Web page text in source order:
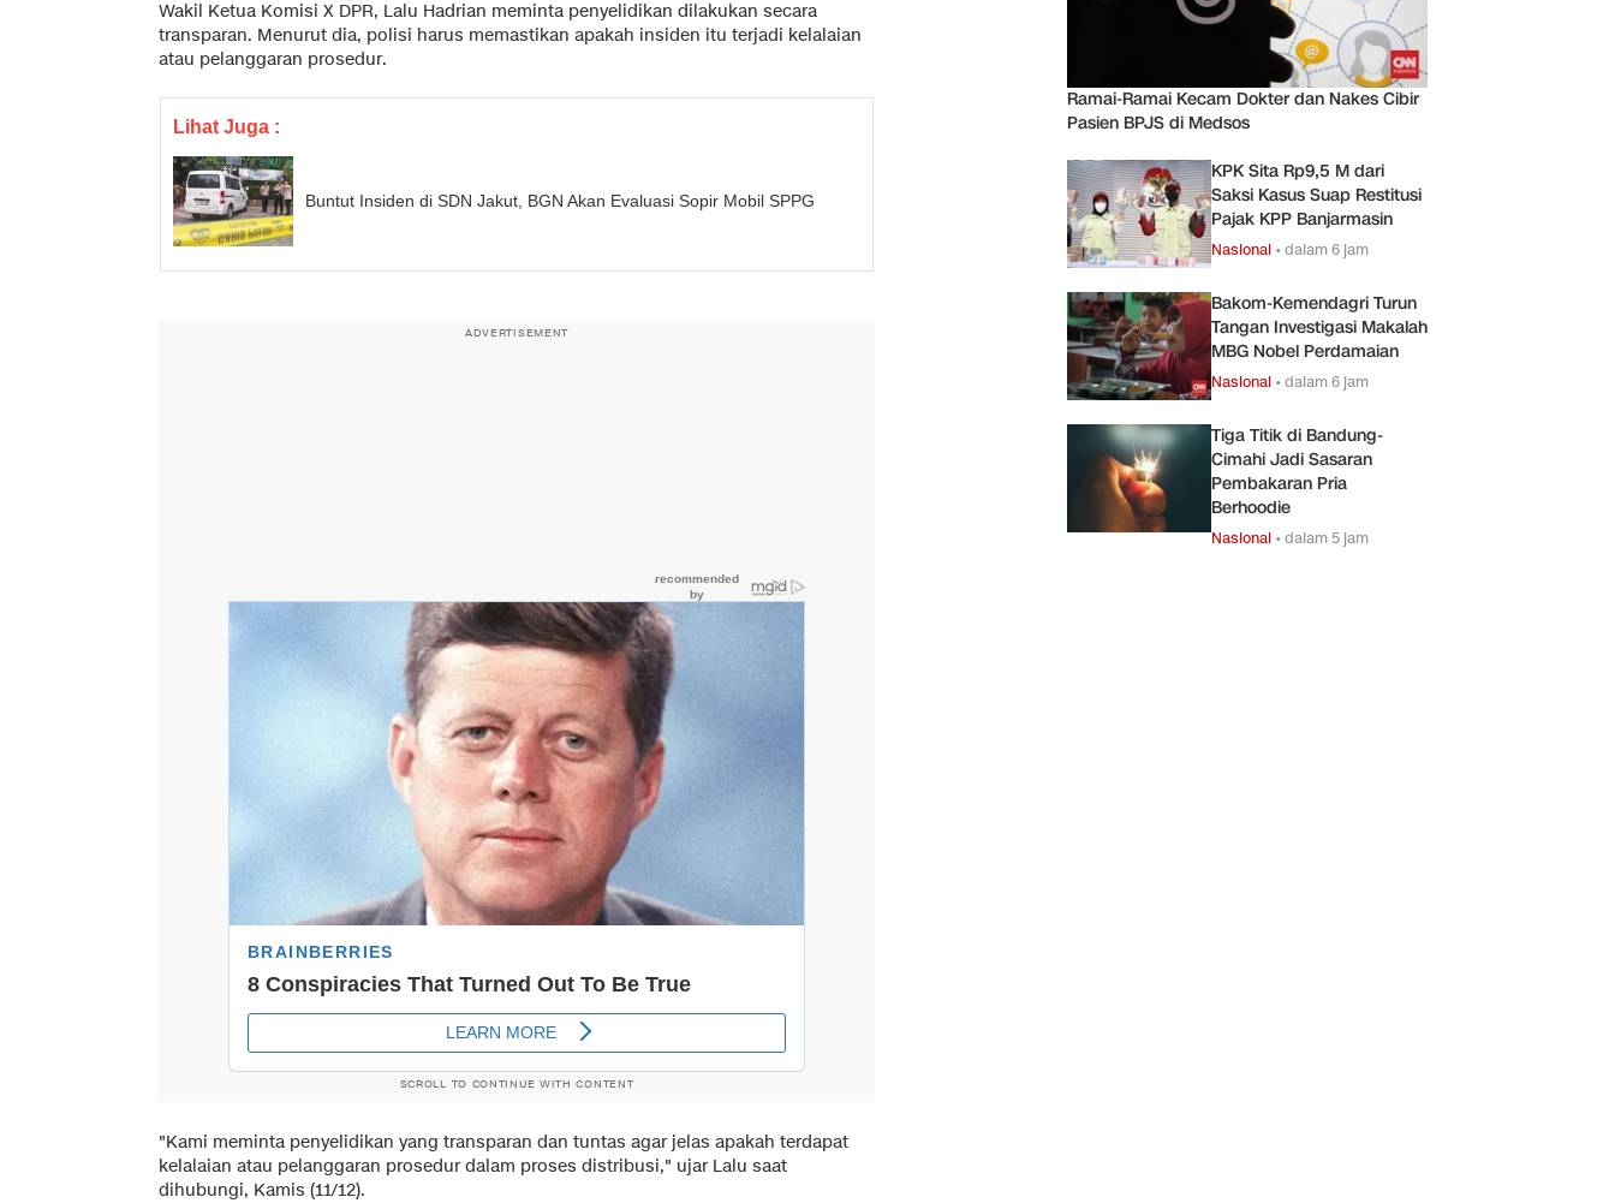
Wakil Ketua Komisi X DPR, Lalu Hadrian meminta penyelidikan dilakukan secara
transparan. Menurut dia, polisi harus memastikan apakah insiden itu terjadi kelalaian
atau pelanggaran prosedur.
Lihat Juga :
Buntut Insiden di SDN Jakut, BGN Akan Evaluasi Sopir Mobil SPPG
ADVERTISEMENT
SCROLL TO CONTINUE WITH CONTENT
"Kami meminta penyelidikan yang transparan dan tuntas agar jelas apakah terdapat
kelalaian atau pelanggaran prosedur dalam proses distribusi," ujar Lalu saat
dihubungi, Kamis (11/12).
Ramai-Ramai Kecam Dokter dan Nakes Cibir
Pasien BPJS di Medsos
KPK Sita Rp9,5 M dari
Saksi Kasus Suap Restitusi
Pajak KPP Banjarmasin
Nasional •dalam 6 jam
Bakom-Kemendagri Turun
Tangan Investigasi Makalah
MBG Nobel Perdamaian
Nasional •dalam 6 jam
Tiga Titik di Bandung-
Cimahi Jadi Sasaran
Pembakaran Pria
Berhoodie
Nasional •dalam 5 jam